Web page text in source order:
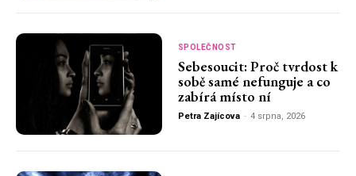
SPOLEČNOST
Sebesoucit: Proč tvrdost k
sobě samé nefunguje a co
zabírá místo ní
Petra Zajícova - 4 srpna, 2026